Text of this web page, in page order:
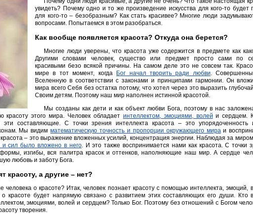
увидеть? Почему одно и то же произведение искусства для кого-то будет
для кого-то – безобразным? Как стать красивее? Многие люди
вопросами. Попытаемся в этом разобраться.
Как вообще появляется красота? Откуда она берется?
Многие люди уверены, что красота уже содержится в предмете как
Другими словами человек, существо или предмет просто сами по
красивыми безо всякой причины. На самом деле это не совсем так.
мире в тот момент, когда
Бог начал творить ради любви.
Вселенную в соответствии с законами и принципами гармонии. Он
мира всего Себя без остатка потому, что хотел через это выразить
Своим детям. Поэтому наш мир наполнен истинной красотой.
Мы созданы как дети и как объект любви Бога, поэтому в нас
красоту этого мира. Человек обладает интеллектом, эмоциями, волей и сердцем.
эти составляющие. С точки зрения интеллекта красота – это упорядоченность
Мы видимматематическую точность и пропорции окружающего мираи
красота – это выражение вложенных усилий, концентрация энергии. Наблюдая за
и сил было вложено в него. И это также воспринимается нами как красота. С точки
изгибы, вся палитра красок и оттенков, наполняющие наш мир. А сердце
любовь и заботу Бога.
красоту, а другие – нет?
человека о красоте? Итак, человек познает красоту с помощью интеллекта, эмоций,
о красоте будет напрямую связано с развитием этих составляющих его души.
эмоциями, волей и сердцем? Только Бог. Поэтому без отношений с Богом
творения.